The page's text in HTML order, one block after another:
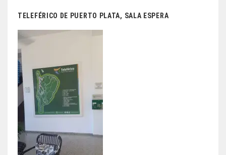
TELEFÉRICO DE PUERTO PLATA, SALA ESPERA